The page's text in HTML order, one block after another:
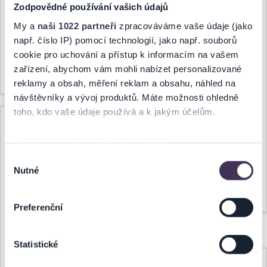
Zodpovědné používání vašich údajů
My a naši 1022 partneři zpracováváme vaše údaje (jako
např. číslo IP) pomocí technologií, jako např. souborů
cookie pro uchování a přístup k informacím na vašem
zařízení, abychom vám mohli nabízet personalizované
reklamy a obsah, měření reklam a obsahu, náhled na
návštěvníky a vývoj produktů. Máte možnosti ohledně
toho, kdo vaše údaje používá a k jakým účelům.
Pokud to povolíte, rádi bychom také:
které mohou být přesné na několik metrů
skenování pro konkrétní charakteristiky (otisk prstu)
Zjistěte více o tom, jak zpracováváme vaše osobní
Svůj souhlas můžete kdykoliv změnit nebo odvolat v
souhlasu
Nutné
Preferenční
Statistické
Milí fanoušci v Evropě...
Celý článek
ZMĚNA:
akce35. KYTAROVÝ
FESTIVAL BRNO 2026
v níže uvedených
termínech a v původním
dochází ke změně místa...
KŮŇ PÁTÝ
ELEMENT,
BOSKOVICE